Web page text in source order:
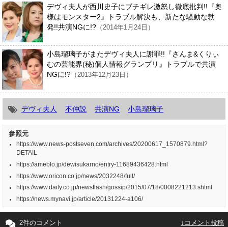
デヴィ夫人が西川史子にブチギレ激怒し徹底批判!!『奥
様はモンスター2』トラブル解決も、新たな騒動な勃
発!!共演NGに!? （2014年1月24日）
小島瑠璃子がまたデヴィ夫人に謝罪!!『さんま&くりぃ
むの芸能界(秘)個人情報グランプリ』トラブルで共演
NGに!? （2013年12月23日）
デヴィ夫人 不仲説 共演NG 小島瑠璃子
参照元
https://www.news-postseven.com/archives/20200617_1570879.html?
DETAIL
https://ameblo.jp/dewisukarno/entry-11689436428.html
https://www.oricon.co.jp/news/2032248/full/
https://www.daily.co.jp/newsflash/gossip/2015/07/18/0008221213.shtml
https://news.mynavi.jp/article/20131224-a106/
2件のコメント ↓コメント投稿